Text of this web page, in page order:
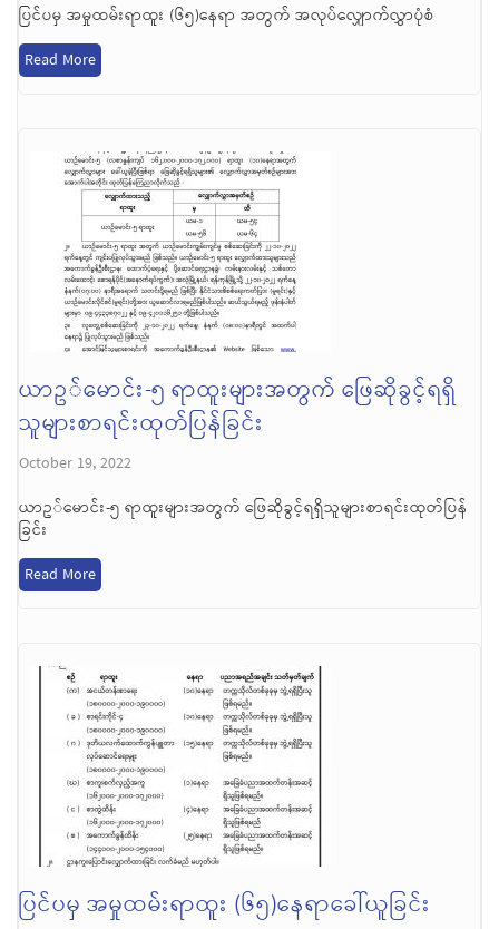
ပြင်ပမှ အမှုထမ်းရာထူး (၆၅)နေရာ အတွက် အလုပ်လျှောက်လွှာပုံစံ
Read More
ယာဥ်မောင်း-၅ ရာထူးများအတွက် ဖြေဆိုခွင့်ရရှိ
သူများစာရင်းထုတ်ပြန်ခြင်း
October 19, 2022
ယာဥ်မောင်း-၅ ရာထူးများအတွက် ဖြေဆိုခွင့်ရရှိသူများစာရင်းထုတ်ပြန်
ခြင်း
Read More
ပြင်ပမှ အမှုထမ်းရာထူး (၆၅)နေရာခေါ်ယူခြင်း